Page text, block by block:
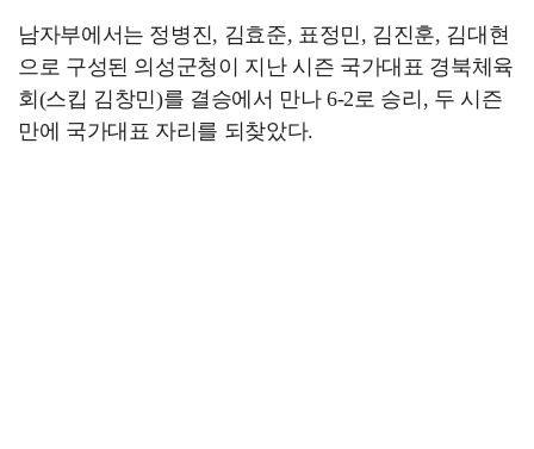
남자부에서는 정병진, 김효준, 표정민, 김진훈, 김대현
으로 구성된 의성군청이 지난 시즌 국가대표 경북체육
회(스킵 김창민)를 결승에서 만나 6-2로 승리, 두 시즌
만에 국가대표 자리를 되찾았다.